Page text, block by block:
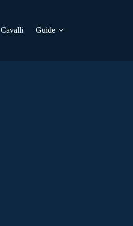
Cavalli Guide